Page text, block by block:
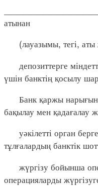
атынан
(лауазымы, тегі, аты
депозиттерге
үшін банктің қосылу
Банк қаржы нарығын
бақылау мен қадағалау
уәкілетті орган
тұлғалардың банктік
жүргізу бойынша
операцияларды